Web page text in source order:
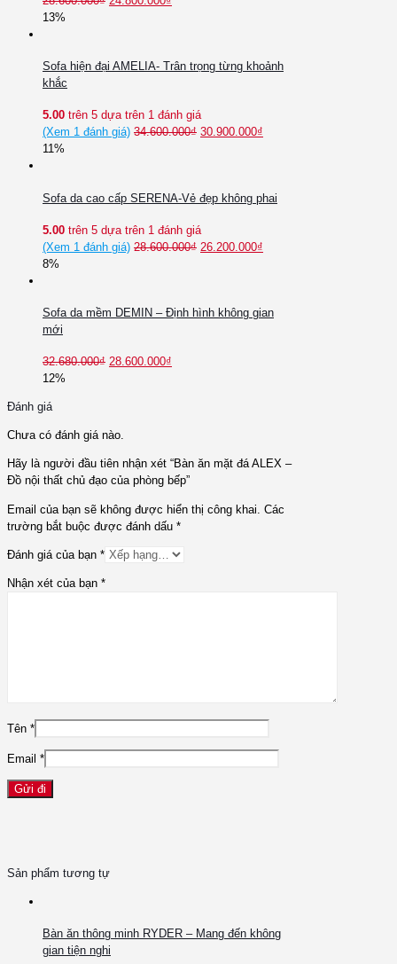
13%
Sofa hiện đại AMELIA- Trân trọng từng khoảnh
khắc
5.00 trên 5 dựa trên 1 đánh giá
(Xem 1 đánh giá) 34.600.000₫ 30.900.000₫
11%
Sofa da cao cấp SERENA-Vẻ đẹp không phai
5.00 trên 5 dựa trên 1 đánh giá
(Xem 1 đánh giá) 28.600.000₫ 26.200.000₫
8%
Sofa da mềm DEMIN – Định hình không gian
mới
32.680.000₫ 28.600.000₫
12%
Đánh giá
Chưa có đánh giá nào.
Hãy là người đầu tiên nhận xét “Bàn ăn mặt đá ALEX –
Đồ nội thất chủ đạo của phòng bếp”
Email của bạn sẽ không được hiển thị công khai. Các
trường bắt buộc được đánh dấu *
Đánh giá của bạn *
Nhận xét của bạn *
Tên *
Email *
Sản phẩm tương tự
Bàn ăn thông minh RYDER – Mang đến không
gian tiện nghi